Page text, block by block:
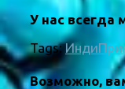
У нас всегда
Tags: Инди
Возможно,